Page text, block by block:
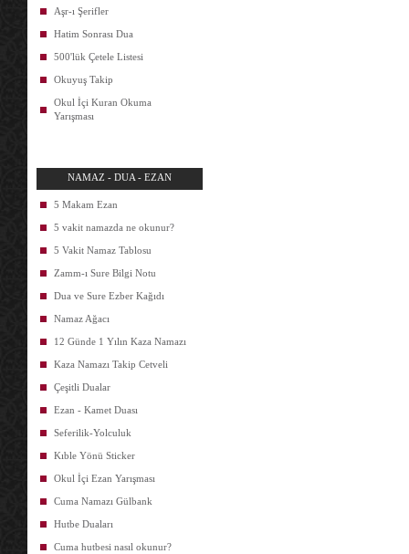
Aşr-ı Şerifler
Hatim Sonrası Dua
500'lük Çetele Listesi
Okuyuş Takip
Okul İçi Kuran Okuma
Yarışması
NAMAZ - DUA - EZAN
5 Makam Ezan
5 vakit namazda ne okunur?
5 Vakit Namaz Tablosu
Zamm-ı Sure Bilgi Notu
Dua ve Sure Ezber Kağıdı
Namaz Ağacı
12 Günde 1 Yılın Kaza Namazı
Kaza Namazı Takip Cetveli
Çeşitli Dualar
Ezan - Kamet Duası
Seferilik-Yolculuk
Kıble Yönü Sticker
Okul İçi Ezan Yarışması
Cuma Namazı Gülbank
Hutbe Duaları
Cuma hutbesi nasıl okunur?